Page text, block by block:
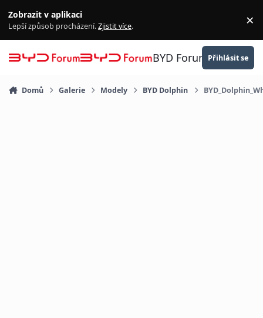
Zobrazit v aplikaci
Lepší způsob procházení.Zjistit více. ×
BYD Forum Přihlásit se
Domů Galerie Modely BYD Dolphin